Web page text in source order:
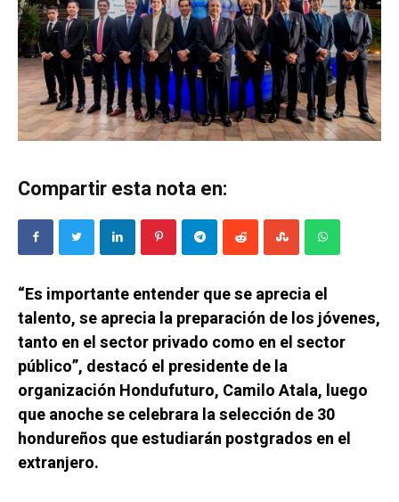
Compartir esta nota en:
“Es importante entender que se aprecia el
talento, se aprecia la preparación de los jóvenes,
tanto en el sector privado como en el sector
público”, destacó el presidente de la
organización Hondufuturo, Camilo Atala, luego
que anoche se celebrara la selección de 30
hondureños que estudiarán postgrados en el
extranjero.